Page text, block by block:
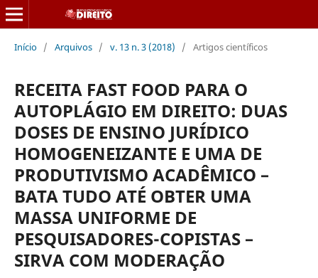
Início / Arquivos / v. 13 n. 3 (2018) / Artigos científicos
RECEITA FAST FOOD PARA O
AUTOPLÁGIO EM DIREITO: DUAS
DOSES DE ENSINO JURÍDICO
HOMOGENEIZANTE E UMA DE
PRODUTIVISMO ACADÊMICO –
BATA TUDO ATÉ OBTER UMA
MASSA UNIFORME DE
PESQUISADORES-COPISTAS –
SIRVA COM MODERAÇÃO